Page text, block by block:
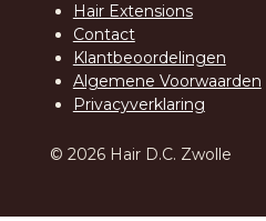
Hair Extensions
Contact
Klantbeoordelingen
Algemene Voorwaarden
Privacyverklaring
© 2026 Hair D.C. Zwolle